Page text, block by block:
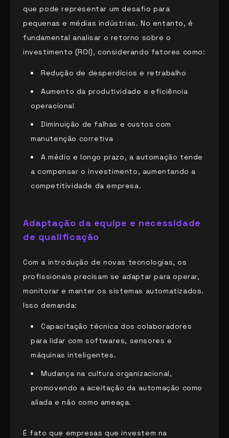
que pode representar um desafio para
pequenas e médias indústrias. No entanto, é
fundamental analisar o retorno sobre o
investimento (ROI), considerando fatores como:
Redução de desperdícios e retrabalho
Aumento da produtividade e eficiência
operacional
Diminuição de falhas e custos com
manutenção corretiva
A médio e longo prazo, a automação tende
a compensar o investimento, aumentando a
competitividade da empresa.
Adaptação da equipe e necessidade
de qualificação
Com a introdução de novas tecnologias, os
profissionais precisam se adaptar para operar,
monitorar e manter os sistemas automatizados.
Isso demanda:
Capacitação técnica dos colaboradores
para lidar com softwares, sensores e
máquinas inteligentes.
Mudança na cultura organizacional,
promovendo a aceitação da automação como
aliada e não como ameaça.
É fato que empresas que investem na